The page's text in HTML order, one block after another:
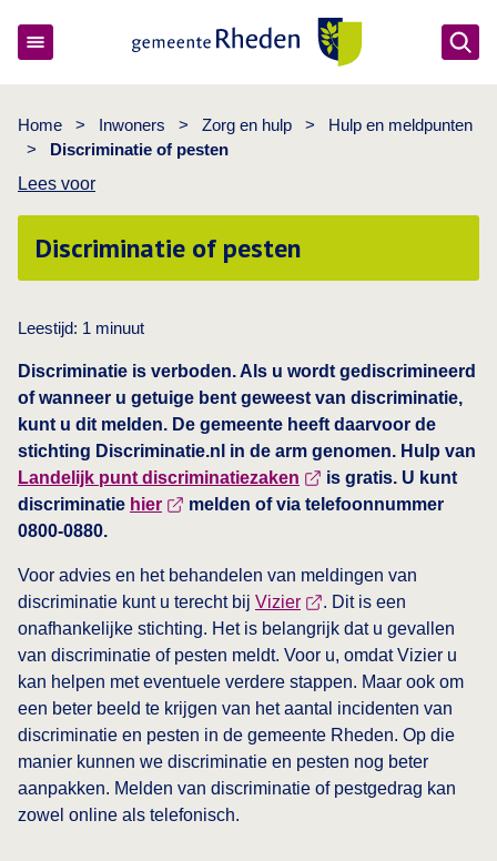
Home > Inwoners > Zorg en hulp >
Hulp en meldpunten
>
Discriminatie of pesten
Lees voor
Discriminatie of pesten
Leestijd: 1 minuut
Discriminatie is verboden. Als u wordt gediscrimineerd
of wanneer u getuige bent geweest van discriminatie,
kunt u dit melden. De gemeente heeft daarvoor de
stichting Discriminatie.nl in de arm genomen. Hulp van
Landelijk punt discriminatiezaken
is gratis. U kunt
discriminatie hier
melden of via telefoonnummer
0800-0880.
Voor advies en het behandelen van meldingen van
discriminatie kunt u terecht bij Vizier
. Dit is een
onafhankelijke stichting. Het is belangrijk dat u gevallen
van discriminatie of pesten meldt. Voor u, omdat Vizier u
kan helpen met eventuele verdere stappen. Maar ook om
een beter beeld te krijgen van het aantal incidenten van
discriminatie en pesten in de gemeente Rheden. Op die
manier kunnen we discriminatie en pesten nog beter
aanpakken. Melden van discriminatie of pestgedrag kan
zowel online als telefonisch.